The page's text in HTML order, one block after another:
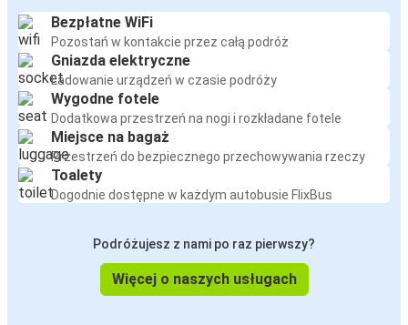
Bezpłatne WiFi
Pozostań w kontakcie przez całą podróż
Gniazda elektryczne
Ładowanie urządzeń w czasie podróży
Wygodne fotele
Dodatkowa przestrzeń na nogi i rozkładane fotele
Miejsce na bagaż
Przestrzeń do bezpiecznego przechowywania rzeczy
Toalety
Dogodnie dostępne w każdym autobusie FlixBus
Podróżujesz z nami po raz pierwszy?
Więcej o naszych usługach